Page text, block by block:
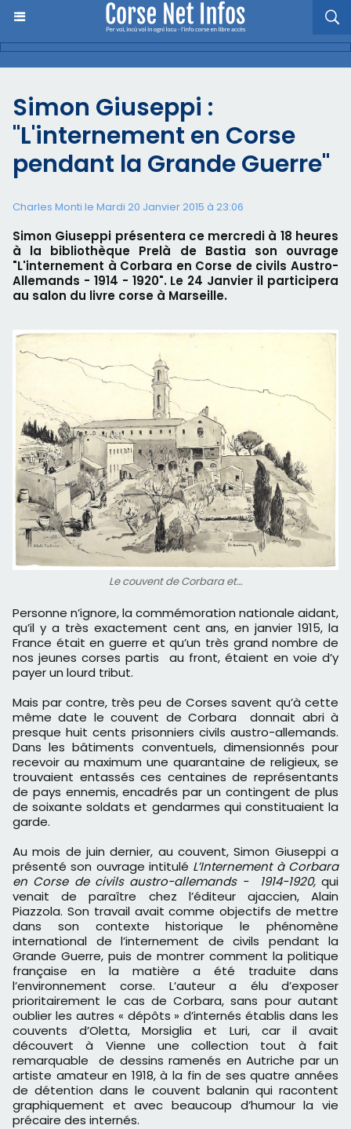
Simon Giuseppi :
"L'internement en Corse
pendant la Grande Guerre"
Charles Monti le Mardi 20 Janvier 2015 à 23:06
Simon Giuseppi présentera ce mercredi à 18 heures
à la bibliothèque Prelà de Bastia son ouvrage
"L'internement à Corbara en Corse de civils Austro-
Allemands - 1914 - 1920". Le 24 Janvier il participera
au salon du livre corse à Marseille.
Le couvent de Corbara et…
Personne n’ignore, la commémoration nationale aidant,
qu’il y a très exactement cent ans, en janvier 1915, la
France était en guerre et qu’un très grand nombre de
nos jeunes corses partis au front, étaient en voie d’y
payer un lourd tribut.
Mais par contre, très peu de Corses savent qu’à cette
même date le couvent de Corbara donnait abri à
presque huit cents prisonniers civils austro-allemands.
Dans les bâtiments conventuels, dimensionnés pour
recevoir au maximum une quarantaine de religieux, se
trouvaient entassés ces centaines de représentants
de pays ennemis, encadrés par un contingent de plus
de soixante soldats et gendarmes qui constituaient la
garde.
Au mois de juin dernier, au couvent, Simon Giuseppi a
présenté son ouvrage intitulé L’Internement à Corbara
en Corse de civils austro-allemands - 1914-1920,qui
venait de paraître chez l’éditeur ajaccien, Alain
Piazzola. Son travail avait comme objectifs de mettre
dans son contexte historique le phénomène
international de l’internement de civils pendant la
Grande Guerre, puis de montrer comment la politique
française en la matière a été traduite dans
l’environnement corse. L’auteur a élu d’exposer
prioritairement le cas de Corbara, sans pour autant
oublier les autres « dépôts » d’internés établis dans les
couvents d’Oletta, Morsiglia et Luri, car il avait
découvert à Vienne une collection tout à fait
remarquable de dessins ramenés en Autriche par un
artiste amateur en 1918, à la fin de ses quatre années
de détention dans le couvent balanin qui racontent
graphiquement et avec beaucoup d’humour la vie
précaire des internés.